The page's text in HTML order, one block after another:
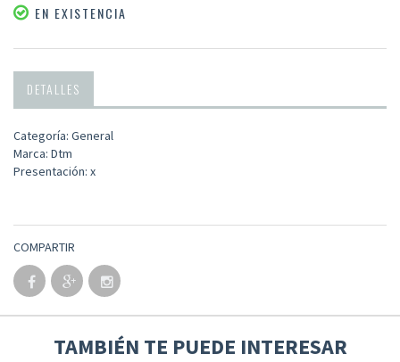
EN EXISTENCIA
DETALLES
Categoría: General
Marca: Dtm
Presentación: x
COMPARTIR
TAMBIÉN TE PUEDE INTERESAR